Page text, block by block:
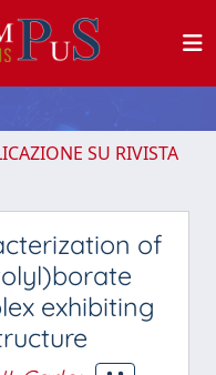
SU RIVISTA
of
exhibiting